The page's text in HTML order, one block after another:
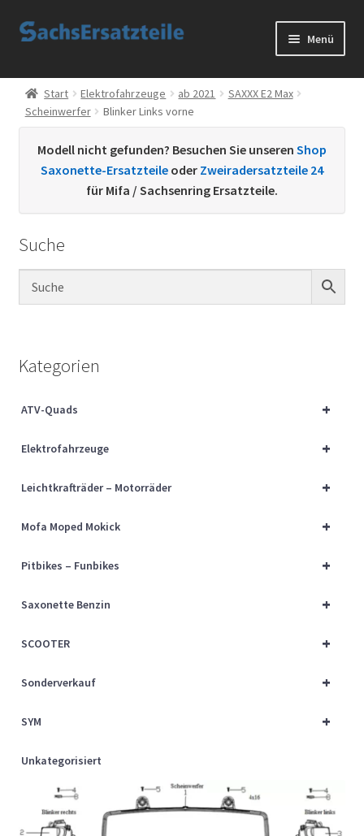
Zur
Zum
Menü
Start
AGB
Datenschutzerklärung
Kontakt
Sachs Ersatzteile
Über uns
Start Elektrofahrzeuge ab 2021
SAXXX E2 Max
Scheinwerfer
Blinker Links vorne
Modell nicht gefunden? Besuchen Sie unseren Shop
Saxonette-Ersatzteile oder Zweiradersatzteile 24
für Mifa / Sachsenring Ersatzteile.
Suche
Kategorien
+
ATV-Quads
+
Elektrofahrzeuge
+
Leichtkrafträder – Motorräder
+
Mofa Moped Mokick
+
Pitbikes – Funbikes
+
Saxonette Benzin
+
SCOOTER
+
Sonderverkauf
+
SYM
Unkategorisiert